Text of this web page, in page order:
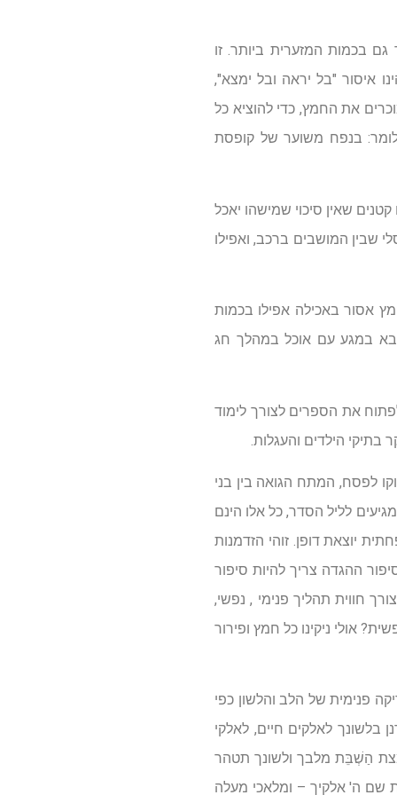
בכמות המזערית ביותר. זו
איסור "בל יראה ובל ימצא",
את החמץ, כדי להוציא כל
בנפח משוער של קופסת
שאין סיכוי שמישהו יאכל
שבין המושבים ברכב, ואפילו
אסור באכילה אפילו בכמות
לבא במגע עם אוכל במהלך חג
את הספרים לצורך לימוד
הילדים והעגלות.
לפסח, המתח הגואה בין בני
לליל הסדר, כל אלו הינם
יוצאת דופן. זוהי הזדמנות
ההגדה צריך להיות סיפור
חווית תהליך פנימי , נפשי,
אולי ניקינו כל חמץ ופירור
פנימית של הלב והלשון כפי
בלשונך לאלקים חיים, לאלקי
הַשְׁבֵּת מלבך ולשונך תטהר
שם ה' אלקיך – ומלאכי מעלה